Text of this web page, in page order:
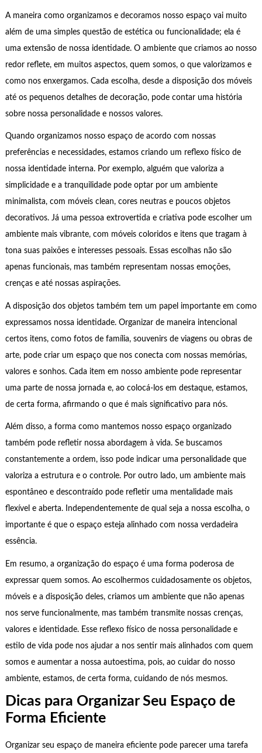
A maneira como organizamos e decoramos nosso espaço vai muito
além de uma simples questão de estética ou funcionalidade; ela é
uma extensão de nossa identidade. O ambiente que criamos ao nosso
redor reflete, em muitos aspectos, quem somos, o que valorizamos e
como nos enxergamos. Cada escolha, desde a disposição dos móveis
até os pequenos detalhes de decoração, pode contar uma história
sobre nossa personalidade e nossos valores.
Quando organizamos nosso espaço de acordo com nossas
preferências e necessidades, estamos criando um reflexo físico de
nossa identidade interna. Por exemplo, alguém que valoriza a
simplicidade e a tranquilidade pode optar por um ambiente
minimalista, com móveis clean, cores neutras e poucos objetos
decorativos. Já uma pessoa extrovertida e criativa pode escolher um
ambiente mais vibrante, com móveis coloridos e itens que tragam à
tona suas paixões e interesses pessoais. Essas escolhas não são
apenas funcionais, mas também representam nossas emoções,
crenças e até nossas aspirações.
A disposição dos objetos também tem um papel importante em como
expressamos nossa identidade. Organizar de maneira intencional
certos itens, como fotos de família, souvenirs de viagens ou obras de
arte, pode criar um espaço que nos conecta com nossas memórias,
valores e sonhos. Cada item em nosso ambiente pode representar
uma parte de nossa jornada e, ao colocá-los em destaque, estamos,
de certa forma, afirmando o que é mais significativo para nós.
Além disso, a forma como mantemos nosso espaço organizado
também pode refletir nossa abordagem à vida. Se buscamos
constantemente a ordem, isso pode indicar uma personalidade que
valoriza a estrutura e o controle. Por outro lado, um ambiente mais
espontâneo e descontraído pode refletir uma mentalidade mais
flexível e aberta. Independentemente de qual seja a nossa escolha, o
importante é que o espaço esteja alinhado com nossa verdadeira
essência.
Em resumo, a organização do espaço é uma forma poderosa de
expressar quem somos. Ao escolhermos cuidadosamente os objetos,
móveis e a disposição deles, criamos um ambiente que não apenas
nos serve funcionalmente, mas também transmite nossas crenças,
valores e identidade. Esse reflexo físico de nossa personalidade e
estilo de vida pode nos ajudar a nos sentir mais alinhados com quem
somos e aumentar a nossa autoestima, pois, ao cuidar do nosso
ambiente, estamos, de certa forma, cuidando de nós mesmos.
Dicas para Organizar Seu Espaço de
Forma Eficiente
Organizar seu espaço de maneira eficiente pode parecer uma tarefa